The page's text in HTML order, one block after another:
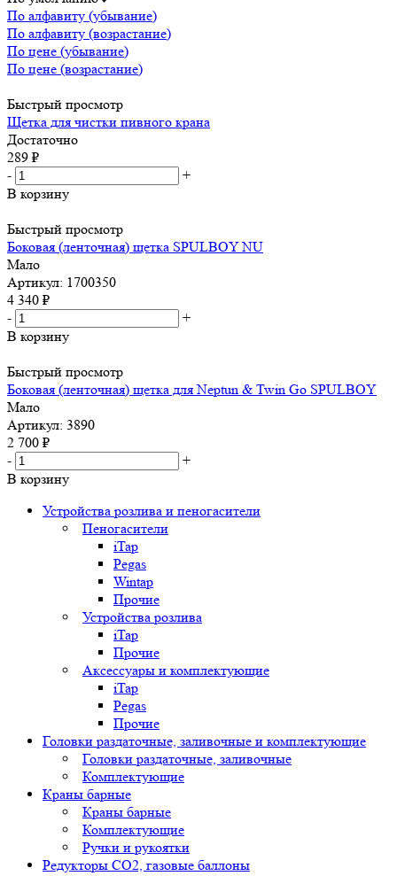
По алфавиту (убывание)
По алфавиту (возрастание)
По цене (убывание)
По цене (возрастание)
Быстрый просмотр
Щетка для чистки пивного крана
Достаточно
289 ₽
-
+
В корзину
Быстрый просмотр
Боковая (ленточная) щетка SPULBOY NU
Мало
Артикул: 1700350
4 340 ₽
-
+
В корзину
Быстрый просмотр
Боковая (ленточная) щетка для Neptun & Twin Go SPULBOY
Мало
Артикул: 3890
2 700 ₽
-
+
В корзину
Устройства розлива и пеногасители
Пеногасители
iTap
Pegas
Wintap
Прочие
Устройства розлива
iTap
Прочие
Аксессуары и комплектующие
iTap
Pegas
Прочие
Головки раздаточные, заливочные и комплектующие
Головки раздаточные, заливочные
Комплектующие
Краны барные
Краны барные
Комплектующие
Ручки и рукоятки
Редукторы СО2, газовые баллоны